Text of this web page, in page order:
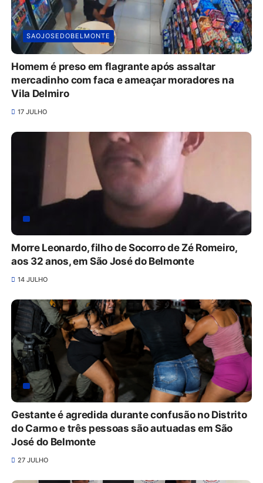
SAOJOSEDOBELMONTE
Homem é preso em flagrante após assaltar
mercadinho com faca e ameaçar moradores na
Vila Delmiro
17 JULHO
Morre Leonardo, filho de Socorro de Zé Romeiro,
aos 32 anos, em São José do Belmonte
14 JULHO
Gestante é agredida durante confusão no Distrito
do Carmo e três pessoas são autuadas em São
José do Belmonte
27 JULHO